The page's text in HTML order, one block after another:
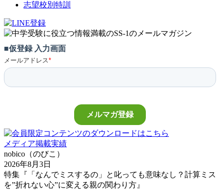
志望校別特訓
メディア掲載実績
nobico（のびこ）
2026年8月3日
特集『「なんでミスするの」と叱っても意味なし？計算ミス
を”折れない心”に変える親の関わり方』